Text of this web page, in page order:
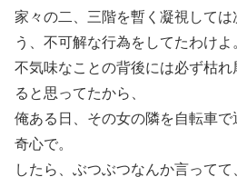
家々の二、三階を暫く凝視して
う、不可解な行為をしてたわけよ
不気味なことの背後には必ず枯
ると思ってたから、
俺ある日、その女の隣を自転車
奇心で。
したら、ぶつぶつなんか言って